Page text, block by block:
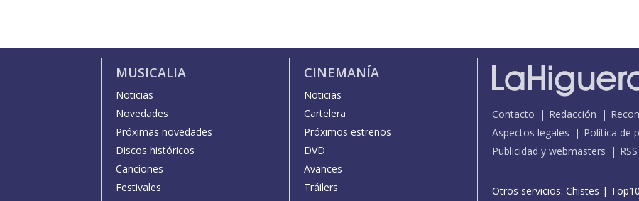
MUSICALIA
Noticias
Novedades
Próximas novedades
Discos históricos
Canciones
Festivales
CINEMANÍA
Noticias
Cartelera
Próximos estrenos
DVD
Avances
Tráilers
Contacto Redacción
Aspectos legales
Política de
Publicidad y webmasters
RSS
Otros servicios: Chistes |